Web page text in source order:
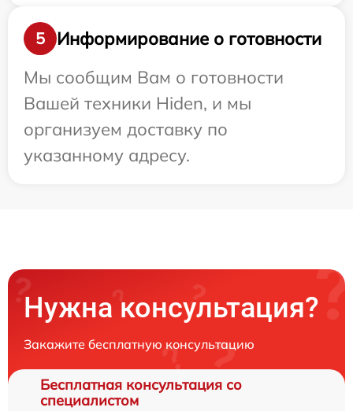
5
Информирование о готовности
Мы сообщим Вам о готовности
Вашей техники Hiden, и мы
организуем доставку по
указанному адресу.
Нужна консультация?
Закажите бесплатную консультацию
Бесплатная консультация со
специалистом